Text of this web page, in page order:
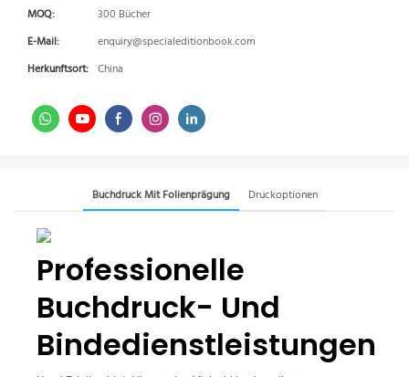
MOQ:
300 Bücher
E-Mail:
enquiry@specialeditionbook.com
Herkunftsort: China
Buchdruck Mit Folienprägung Druckoptionen
Professionelle
Buchdruck- Und
Bindedienstleistungen